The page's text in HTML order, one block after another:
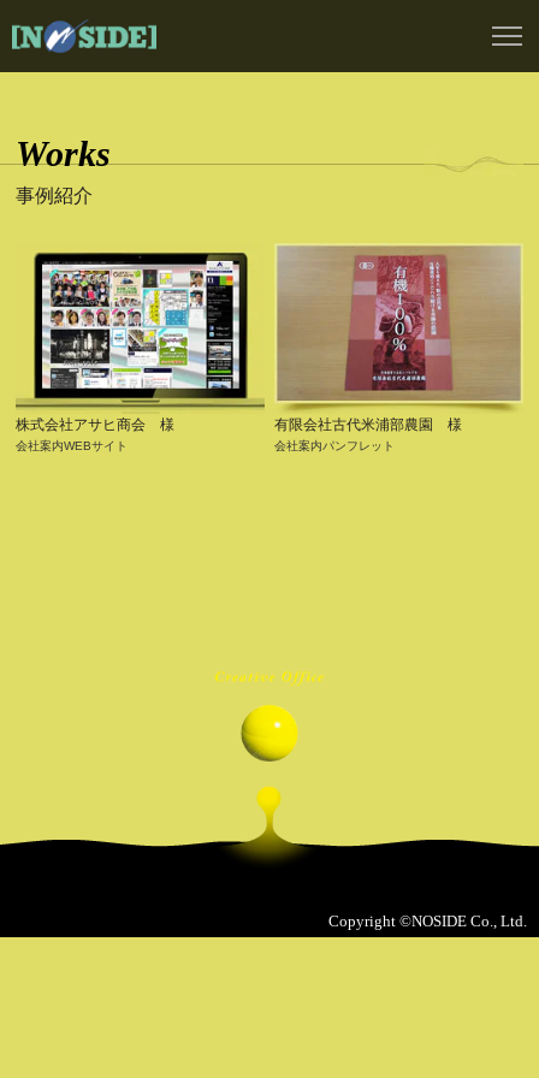
事例紹介
株式会社アサヒ商会 様
会社案内WEBサイト
有限会社古代米浦部農園 様
会社案内パンフレット
Copyright ©NOSIDE Co., Ltd.